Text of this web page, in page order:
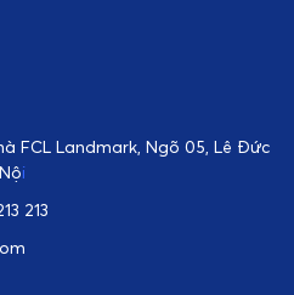
FCL Landmark, Ngõ 05, Lê Đức
i
213